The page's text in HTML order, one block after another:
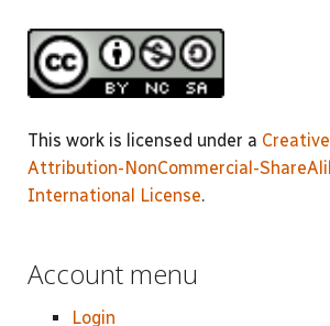
This work is licensed under a
Attribution-NonCommercial-
International License.
Account menu
Login